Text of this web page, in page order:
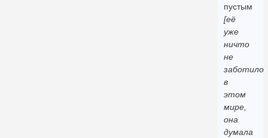
пустым
[её
уже
ничто
не
заботило
в
этом
мире,
она
думала